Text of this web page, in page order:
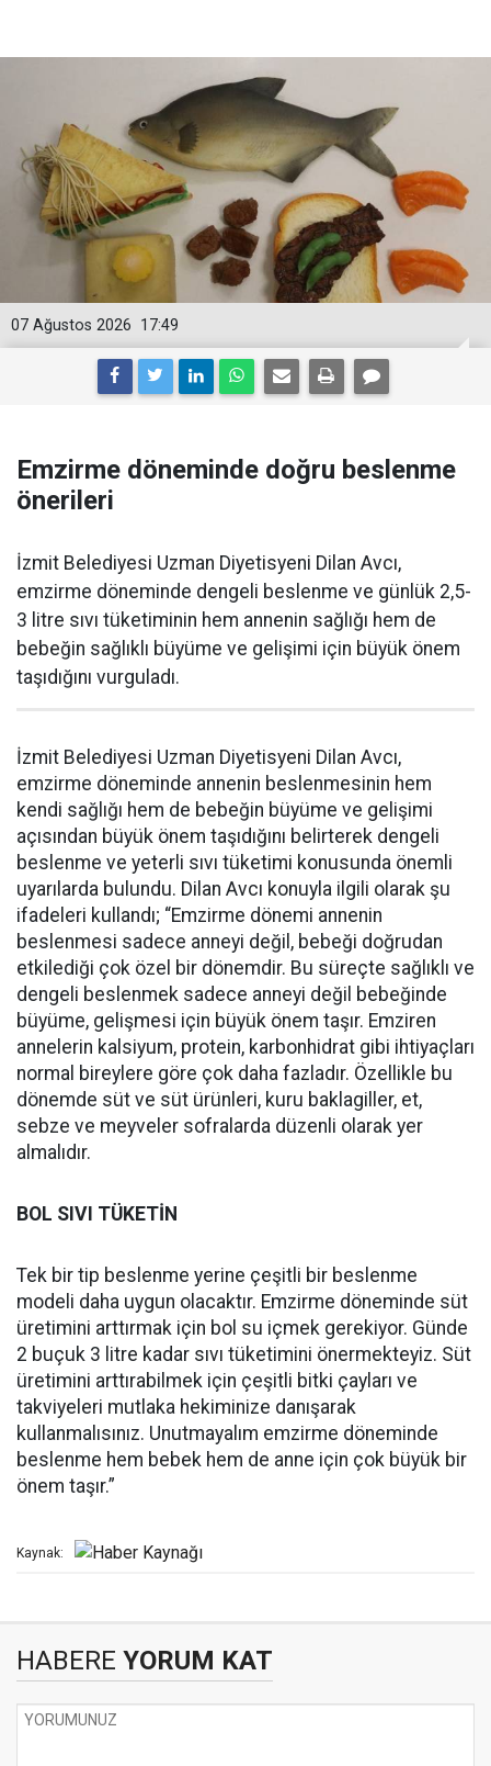
17:49
07 Ağustos 2026
Emzirme döneminde doğru beslenme
önerileri
İzmit Belediyesi Uzman Diyetisyeni Dilan Avcı,
emzirme döneminde dengeli beslenme ve günlük 2,5-
3 litre sıvı tüketiminin hem annenin sağlığı hem de
bebeğin sağlıklı büyüme ve gelişimi için büyük önem
taşıdığını vurguladı.
İzmit Belediyesi Uzman Diyetisyeni Dilan Avcı,
emzirme döneminde annenin beslenmesinin hem
kendi sağlığı hem de bebeğin büyüme ve gelişimi
açısından büyük önem taşıdığını belirterek dengeli
beslenme ve yeterli sıvı tüketimi konusunda önemli
uyarılarda bulundu. Dilan Avcı konuyla ilgili olarak şu
ifadeleri kullandı; “Emzirme dönemi annenin
beslenmesi sadece anneyi değil, bebeği doğrudan
etkilediği çok özel bir dönemdir. Bu süreçte sağlıklı ve
dengeli beslenmek sadece anneyi değil bebeğinde
büyüme, gelişmesi için büyük önem taşır. Emziren
annelerin kalsiyum, protein, karbonhidrat gibi ihtiyaçları
normal bireylere göre çok daha fazladır. Özellikle bu
dönemde süt ve süt ürünleri, kuru baklagiller, et,
sebze ve meyveler sofralarda düzenli olarak yer
almalıdır.
BOL SIVI TÜKETİN
Tek bir tip beslenme yerine çeşitli bir beslenme
modeli daha uygun olacaktır. Emzirme döneminde süt
üretimini arttırmak için bol su içmek gerekiyor. Günde
2 buçuk 3 litre kadar sıvı tüketimini önermekteyiz. Süt
üretimini arttırabilmek için çeşitli bitki çayları ve
takviyeleri mutlaka hekiminize danışarak
kullanmalısınız. Unutmayalım emzirme döneminde
beslenme hem bebek hem de anne için çok büyük bir
önem taşır.”
Kaynak:
HABERE YORUM KAT